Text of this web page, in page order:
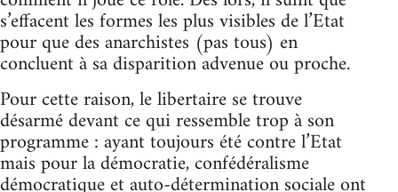
s’effacent les formes les plus visibles de l’Etat
pour que des anarchistes (pas tous) en
concluent à sa disparition advenue ou proche.
Pour cette raison, le libertaire se trouve
désarmé devant ce qui ressemble trop à son
programme : ayant toujours été contre l’Etat
mais pour la démocratie, confédéralisme
démocratique et auto-détermination sociale ont